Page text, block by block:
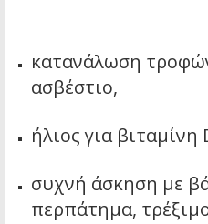
κατανάλωση
ασβέστιο,
ήλιος για βιταμίνη
συχνή άσκηση με
περπάτημα,